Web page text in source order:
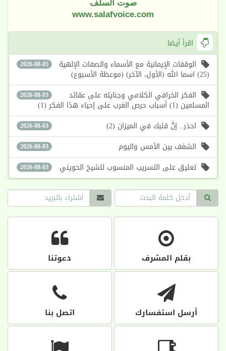
صوت السلف
www.salafvoice.com
اقرأ أيضا
2026-08-05 الوقفات الإيمانية مع الأسماء والصفات الإلهية
(25) اسما الله (الأول، الآخر) (موعظة الأسبوع)
2026-08-03 الفكر الخرافي الكلامي وجنايته على عقائد
المسلمين (1) أسباب حرص الغرب على إحياء هذا الفكر (1)
2026-08-03 احذر.. إنَّ قلبك في الميزان (2)
2026-08-03 الشغف بين الأمس واليوم
2026-08-03 تعليق على التسريب المنسوب للشيخ الحويني
بقلم المشرف دعوتنا
أرسل استفسارك اتصل بنا